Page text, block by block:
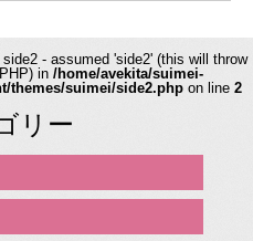
- assumed 'side2' (this will throw
in /home/avekita/suimei-
themes/suimei/side2.php on line 2
リー